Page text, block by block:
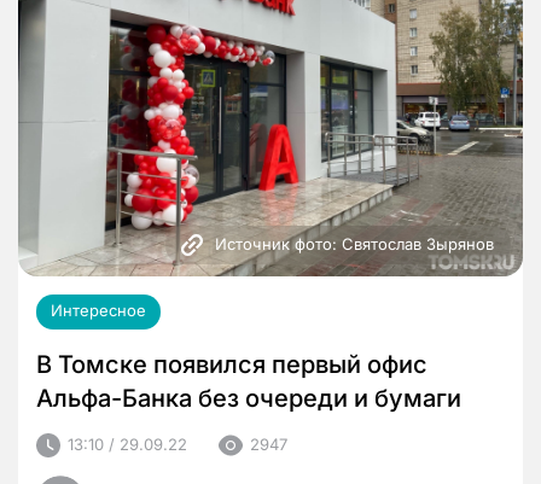
Источник фото: Святослав Зырянов
Интересное
В Томске появился первый офис
Альфа-Банка без очереди и бумаги
13:10 / 29.09.22 2947